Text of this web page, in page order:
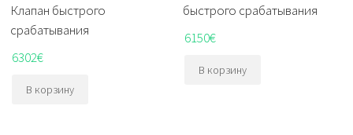
Клапан быстрого
срабатывания
6302€
В корзину
быстрого срабатывания
6150€
В корзину